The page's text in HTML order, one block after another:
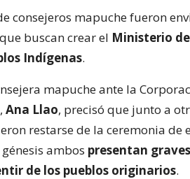
consejeros mapuche fueron
buscan crear el Ministerio
Indígenas.
mapuche ante la
Ana Llao, precisó que junto a
restarse de la ceremonia de
ambos presentan
de los pueblos originarios.